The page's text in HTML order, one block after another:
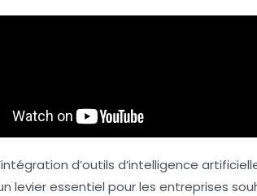
d’outils d’intelligence
levier essentiel pour les entreprises